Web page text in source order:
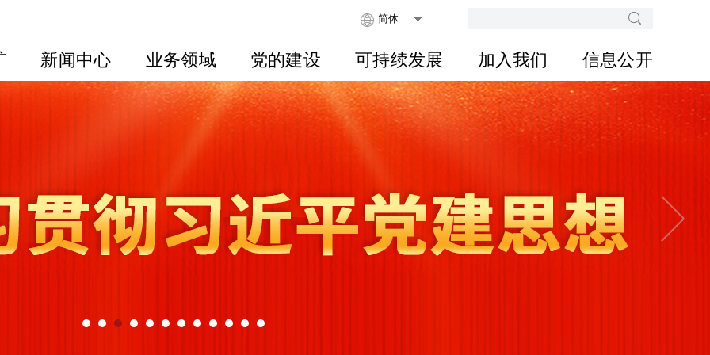
新闻中心 业务领域 党的建设 可持续发展 加入我们 信息公开